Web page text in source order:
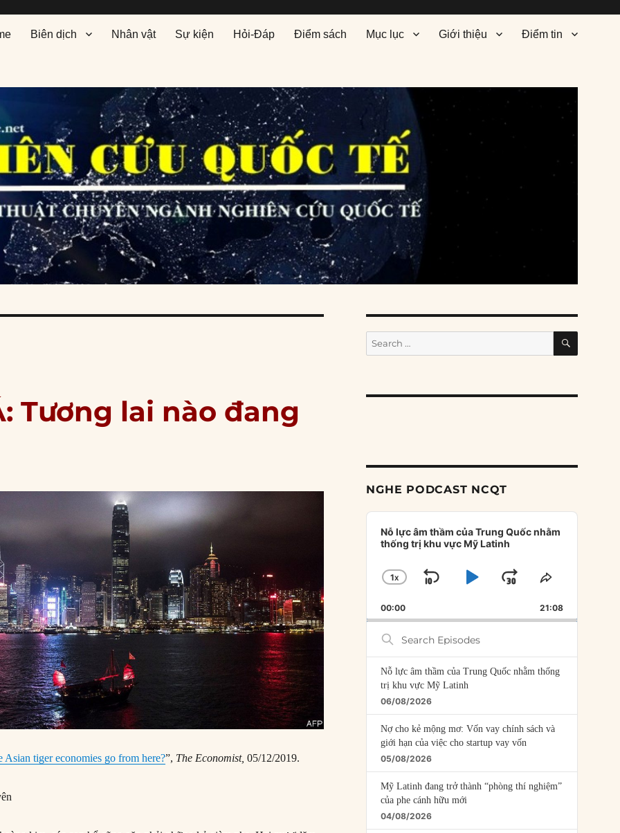
Biên dịch Nhân vật Sự kiện Hỏi-Đáp Điểm sách Mục lục Giới thiệu Điểm tin
Tương lai nào đang
Asian tiger economies go from here?”, The Economist,05/12/2019.
Search
for:
SEARCH
NGHE PODCAST NCQT
Audio
Player
Nỗ lực âm thầm của Trung Quốc nhằm
thống trị khu vực Mỹ Latinh
CHANGE
RATE
1X
SKIP
BACKWARD
PLAYJUMP
FORWARD
SHARE
EPISODE
00:00 21:08
Search
Episodes
Nỗ lực âm thầm của Trung Quốc nhằm thống
trị khu vực Mỹ Latinh
06/08/2026
Nợ cho kẻ mộng mơ: Vốn vay chính sách và
giới hạn của việc cho startup vay vốn
05/08/2026
Mỹ Latinh đang trở thành “phòng thí nghiệm”
của phe cánh hữu mới
04/08/2026